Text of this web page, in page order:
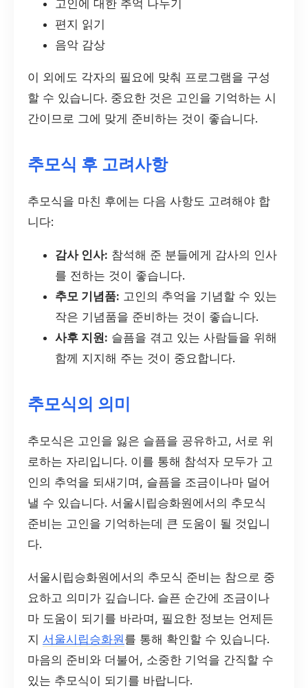
고인에 대한 추억 나누기
편지 읽기
음악 감상
이 외에도 각자의 필요에 맞춰 프로그램을 구성
할 수 있습니다. 중요한 것은 고인을 기억하는 시
간이므로 그에 맞게 준비하는 것이 좋습니다.
추모식 후 고려사항
추모식을 마친 후에는 다음 사항도 고려해야 합
니다:
감사 인사: 참석해 준 분들에게 감사의 인사
를 전하는 것이 좋습니다.
추모 기념품: 고인의 추억을 기념할 수 있는
작은 기념품을 준비하는 것이 좋습니다.
사후 지원: 슬픔을 겪고 있는 사람들을 위해
함께 지지해 주는 것이 중요합니다.
추모식의 의미
추모식은 고인을 잃은 슬픔을 공유하고, 서로 위
로하는 자리입니다. 이를 통해 참석자 모두가 고
인의 추억을 되새기며, 슬픔을 조금이나마 덜어
낼 수 있습니다. 서울시립승화원에서의 추모식
준비는 고인을 기억하는데 큰 도움이 될 것입니
다.
서울시립승화원에서의 추모식 준비는 참으로 중
요하고 의미가 깊습니다. 슬픈 순간에 조금이나
마 도움이 되기를 바라며, 필요한 정보는 언제든
지 서울시립승화원를 통해 확인할 수 있습니다.
마음의 준비와 더불어, 소중한 기억을 간직할 수
있는 추모식이 되기를 바랍니다.